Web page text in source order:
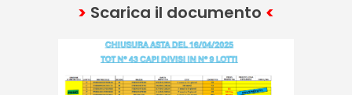
> Scarica il documento <